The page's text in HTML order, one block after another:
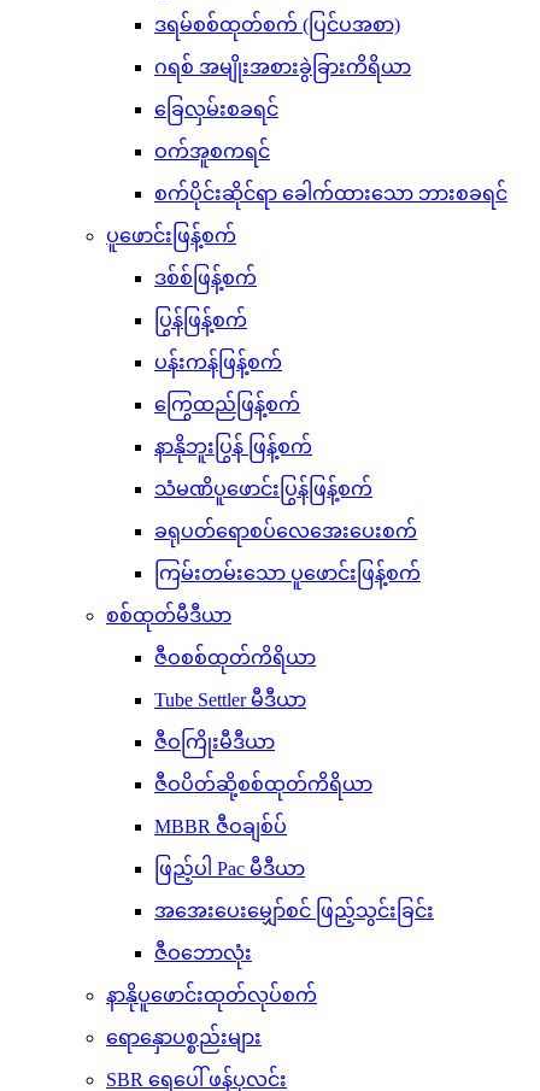
ဒရမ်စစ်ထုတ်စက် (ပြင်ပအစာ)
ဂရစ် အမျိုးအစားခွဲခြားကိရိယာ
ခြေလှမ်းစခရင်
ဝက်အူစကရင်
စက်ပိုင်းဆိုင်ရာ ခေါက်ထားသော ဘားစခရင်
ပူဖောင်းဖြန့်စက်
ဒစ်စ်ဖြန့်စက်
ပြွန်ဖြန့်စက်
ပန်းကန်ဖြန့်စက်
ကြွေထည်ဖြန့်စက်
နာနိုဘူးပြွန် ဖြန့်စက်
သံမဏိပူဖောင်းပြွန်ဖြန့်စက်
ခရုပတ်ရောစပ်လေအေးပေးစက်
ကြမ်းတမ်းသော ပူဖောင်းဖြန့်စက်
စစ်ထုတ်မီဒီယာ
ဇီဝစစ်ထုတ်ကိရိယာ
Tube Settler မီဒီယာ
ဇီဝကြိုးမီဒီယာ
ဇီဝပိတ်ဆို့စစ်ထုတ်ကိရိယာ
MBBR ဇီဝချစ်ပ်
ဖြည့်ပါ Pac မီဒီယာ
အအေးပေးမျှော်စင် ဖြည့်သွင်းခြင်း
ဇီဝဘောလုံး
နာနိုပူဖောင်းထုတ်လုပ်စက်
ရောနှောပစ္စည်းများ
SBR ရေပေါ် ဖန်ပုလင်း